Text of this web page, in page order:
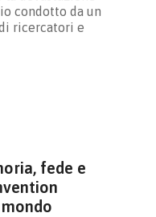
condotto da un
ricercatori e
fede e